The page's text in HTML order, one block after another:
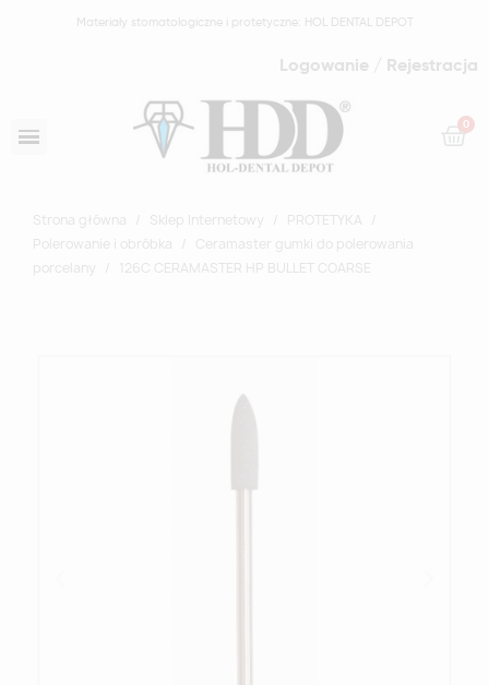
Materiały stomatologiczne i protetyczne: HOL DENTAL DEPOT
Logowanie / Rejestracja
Strona główna Sklep Internetowy
PROTETYKA
Polerowanie i obróbka
Ceramaster gumki do polerowania
porcelany
126C CERAMASTER HP BULLET COARSE